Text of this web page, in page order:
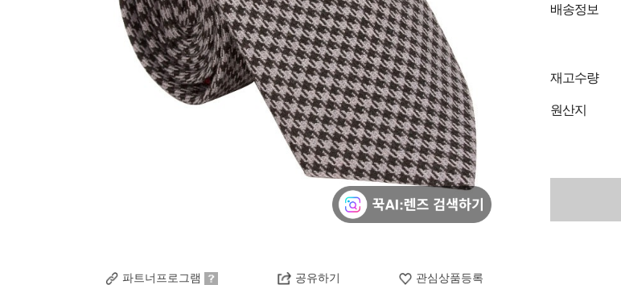
파트너프로그램 공유하기 관심상품등록
배송정보
재고수량
원산지